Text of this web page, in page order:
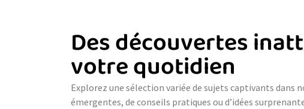
Des découvertes
votre quotidien
Explorez une sélection variée de sujets captivants dans
émergentes, de conseils pratiques ou d’idées